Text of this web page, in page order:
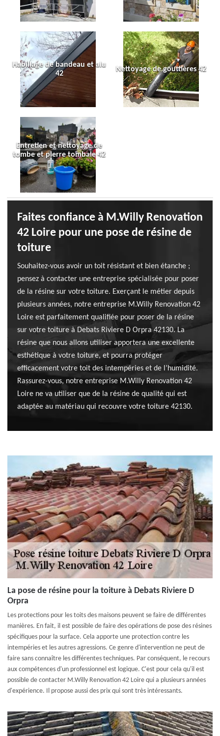
Habillage de bandeau et alu
42
Nettoyage de gouttières 42
Entretien et nettoyage de
tombe et pierre tombale 42
Faites confiance à M.Willy Renovation
42 Loire pour une pose de résine de
toiture
Souhaitez-vous avoir un toit résistant et bien étanche ;
pensez à contacter une entreprise spécialisée pour poser
de la résine sur votre toiture. Exerçant le métier depuis
plusieurs années, notre entreprise M.Willy Renovation 42
Loire est parfaitement qualifiée pour poser de la résine
sur votre toiture à Debats Riviere D Orpra 42130. La
résine que nous allons utiliser apportera une excellente
esthétique à votre toiture, et pourra protéger
efficacement votre toit des intempéries et de l’humidité.
Rassurez-vous, notre entreprise M.Willy Renovation 42
Loire ne va utiliser que de la résine de qualité qui est
adaptée au matériau qui recouvre votre toiture 42130.
La pose de résine pour la toiture à Debats Riviere D
Orpra
Les protections pour les toits des maisons peuvent se faire de différentes
manières. En fait, il est possible de faire des opérations de pose des résines
spécifiques pour la surface. Cela apporte une protection contre les
intempéries et les autres agressions. Ce genre d'intervention ne peut de
faire sans connaître les différentes techniques. Par conséquent, le recours
aux compétences d'un professionnel est logique. C'est pour cela qu'il est
possible de contacter M.Willy Renovation 42 Loire qui a plusieurs années
d'expérience. Il propose aussi des prix qui sont très intéressants.